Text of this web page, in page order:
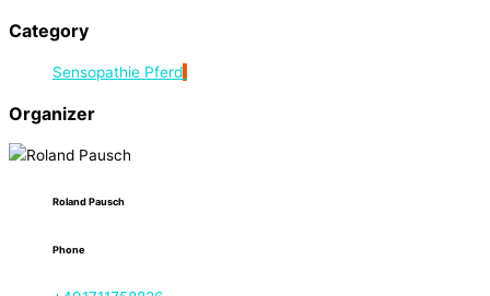
Category
Sensopathie Pferd
Organizer
Roland Pausch
Phone